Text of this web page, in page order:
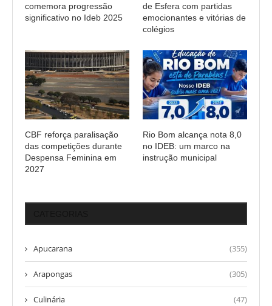
comemora progressão
significativo no Ideb 2025
de Esfera com partidas
emocionantes e vitórias de
colégios
CBF reforça paralisação
das competições durante
Despensa Feminina em
2027
Rio Bom alcança nota 8,0
no IDEB: um marco na
instrução municipal
Apucarana (355)
Arapongas (305)
Culinária (47)